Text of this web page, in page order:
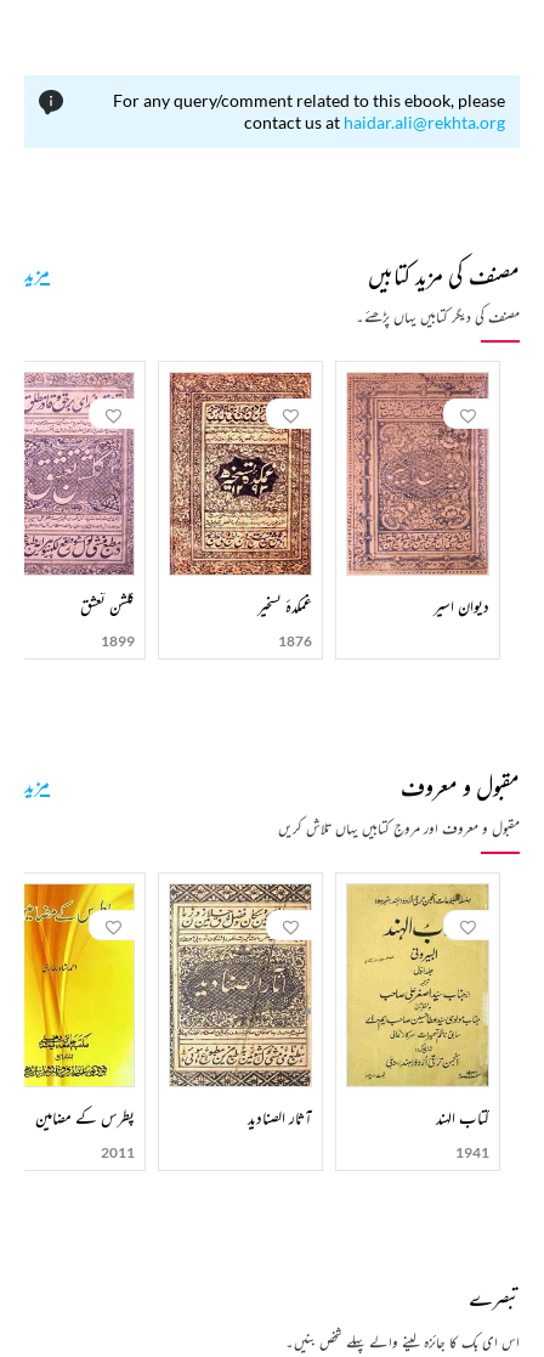
For any query/comment related to this ebook, please
contact us at haidar.ali@rekhta.org
مصنف کی مزید کتابیں
مصنف کی دیگر کتابیں یہاں پڑھئے۔
مزید
دیوان اسیر غمکدۂ تسخیر
1876
گلشن تعشق
1899
مقبول و معروف
مقبول و معروف اور مروج کتابیں یہاں تلاش کریں
مزید
کتاب الہند
1941
آثار الصنادید پطرس کے مضامین
2011
تبصرے
اس ای بک کا جائزہ لینے والے پہلے شخص بنیں۔